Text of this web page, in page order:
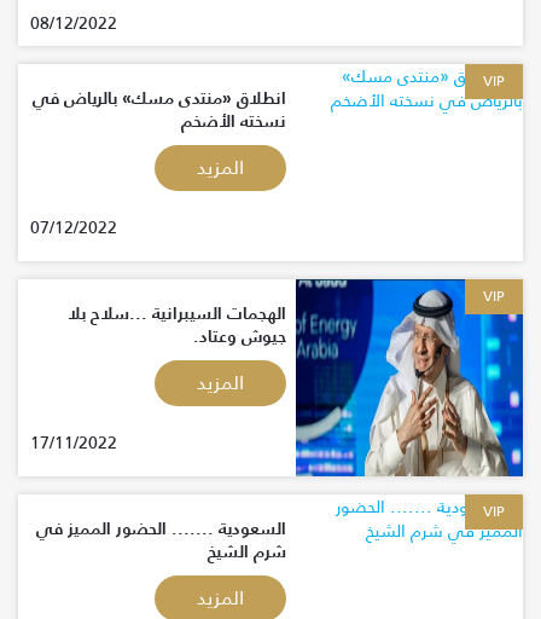
08/12/2022
VIP
انطلاق «منتدى مسك» بالرياض في
نسخته الأضخم
المزيد
07/12/2022
VIP
الهجمات السيبرانية ...سلاح بلا
جيوش وعتاد.
المزيد
17/11/2022
VIP
السعودية ....... الحضور المميز في
شرم الشيخ
المزيد